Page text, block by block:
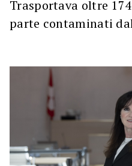
Trasportava oltre
parte contaminati